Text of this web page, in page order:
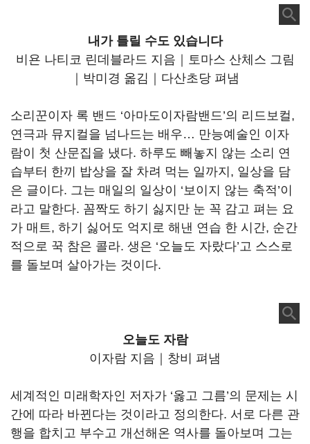
내가 틀릴 수도 있습니다
비욘 나티코 린데블라드 지음｜토마스 산체스 그림
｜박미경 옮김｜다산초당 펴냄
소리꾼이자 록 밴드 ‘아마도이자람밴드’의 리드보컬,
연극과 뮤지컬을 넘나드는 배우… 만능예술인 이자
람이 첫 산문집을 냈다. 하루도 빼놓지 않는 소리 연
습부터 한끼 밥상을 잘 차려 먹는 일까지, 일상을 담
은 글이다. 그는 매일의 일상이 ‘보이지 않는 축적’이
라고 말한다. 꼼짝도 하기 싫지만 눈 꼭 감고 펴는 요
가 매트, 하기 싫어도 억지로 해낸 연습 한 시간, 순간
적으로 꾹 참은 콜라. 생은 ‘오늘도 자랐다’고 스스로
를 돌보며 살아가는 것이다.
오늘도 자람
이자람 지음｜창비 펴냄
세계적인 미래학자인 저자가 ‘옳고 그름’의 문제는 시
간에 따라 바뀐다는 것이라고 정의한다. 서로 다른 관
행을 합치고 부수고 개선해온 역사를 돌아보며 그는